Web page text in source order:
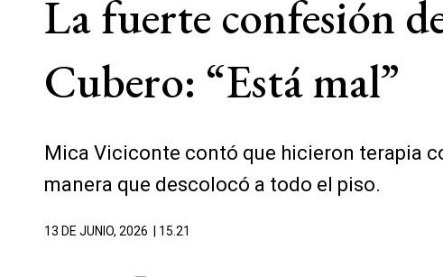
La fuerte confesión
Cubero: “Está mal”
Mica Viciconte contó que hicieron terapia
manera que descolocó a todo el piso.
13 DE JUNIO, 2026 | 15.21